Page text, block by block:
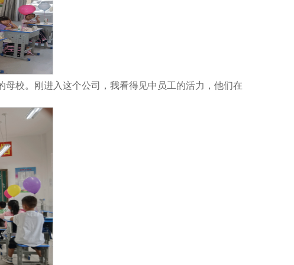
校。刚进入这个公司，我看得见中员工的活力，他们在